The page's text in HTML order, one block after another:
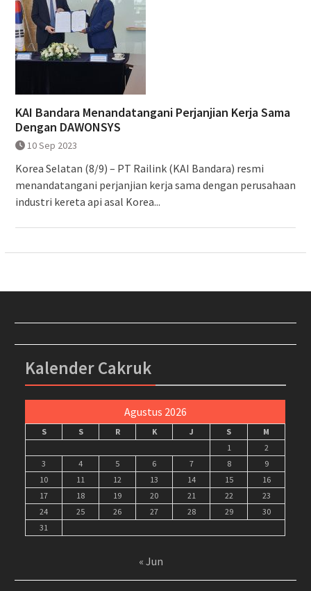
KAI Bandara Menandatangani Perjanjian Kerja Sama
Dengan DAWONSYS
10 Sep 2023
Korea Selatan (8/9) – PT Railink (KAI Bandara) resmi
menandatangani perjanjian kerja sama dengan perusahaan
industri kereta api asal Korea...
Kalender Cakruk
Agustus 2026
S S R K J S
M
1
2
3
4 5 6 7 8
9
10
11 12 13 14 15
16
17
18 19 20 21 22
23
24
25 26 27 28 29
30
31
« Jun